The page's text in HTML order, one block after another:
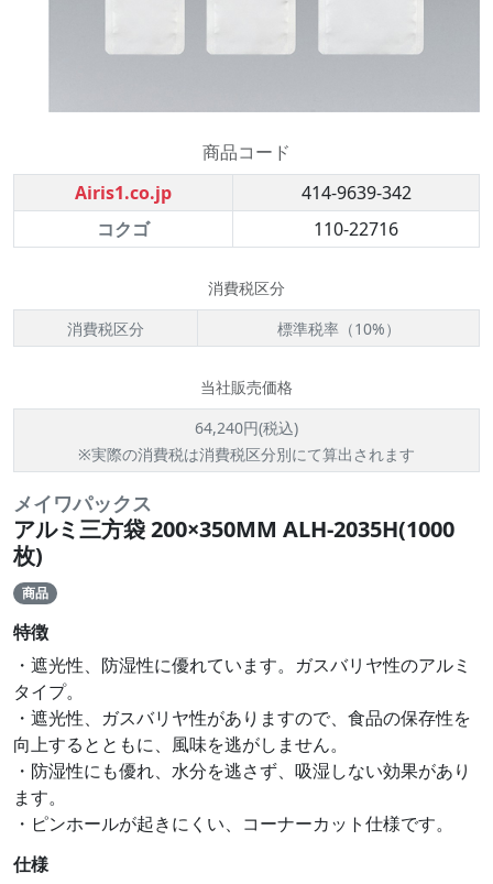
商品コード
Airis1.co.jp
414-9639-342
コクゴ
110-22716
消費税区分
消費税区分
標準税率（10%）
当社販売価格
64,240円(税込)
※実際の消費税は消費税区分別にて算出されます
メイワパックス
アルミ三方袋 200×350MM ALH-2035H(1000
枚)
商品
特徴
・遮光性、防湿性に優れています。ガスバリヤ性のアルミ
タイプ。
・遮光性、ガスバリヤ性がありますので、食品の保存性を
向上するとともに、風味を逃がしません。
・防湿性にも優れ、水分を逃さず、吸湿しない効果があり
ます。
・ピンホールが起きにくい、コーナーカット仕様です。
仕様